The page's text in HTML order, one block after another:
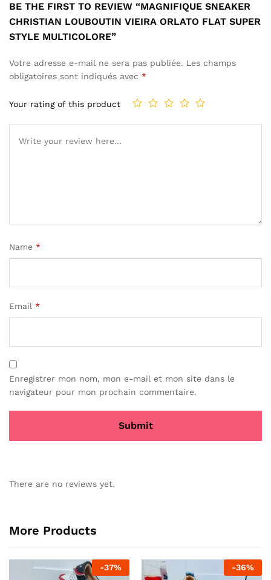
BE THE FIRST TO REVIEW “MAGNIFIQUE SNEAKER
CHRISTIAN LOUBOUTIN VIEIRA ORLATO FLAT SUPER
STYLE MULTICOLORE”
Votre adresse e-mail ne sera pas publiée. Les champs
obligatoires sont indiqués avec *
Your rating of this product
Name *
Email *
Enregistrer mon nom, mon e-mail et mon site dans le
navigateur pour mon prochain commentaire.
There are no reviews yet.
More Products
-37% -36%